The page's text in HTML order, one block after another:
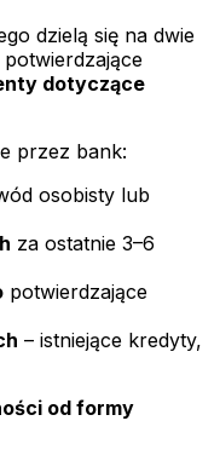
dzielą się na dwie
potwierdzające
dotyczące
przez bank:
osobisty lub
za ostatnie 3–6
potwierdzające
– istniejące kredyty,
od formy